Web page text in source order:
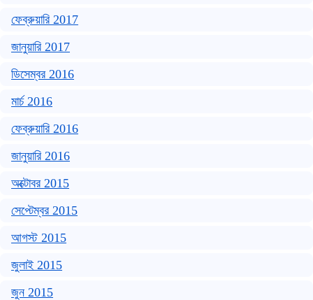
ফেব্রুয়ারি 2017
জানুয়ারি 2017
ডিসেম্বর 2016
মার্চ 2016
ফেব্রুয়ারি 2016
জানুয়ারি 2016
অক্টোবর 2015
সেপ্টেম্বর 2015
আগস্ট 2015
জুলাই 2015
জুন 2015